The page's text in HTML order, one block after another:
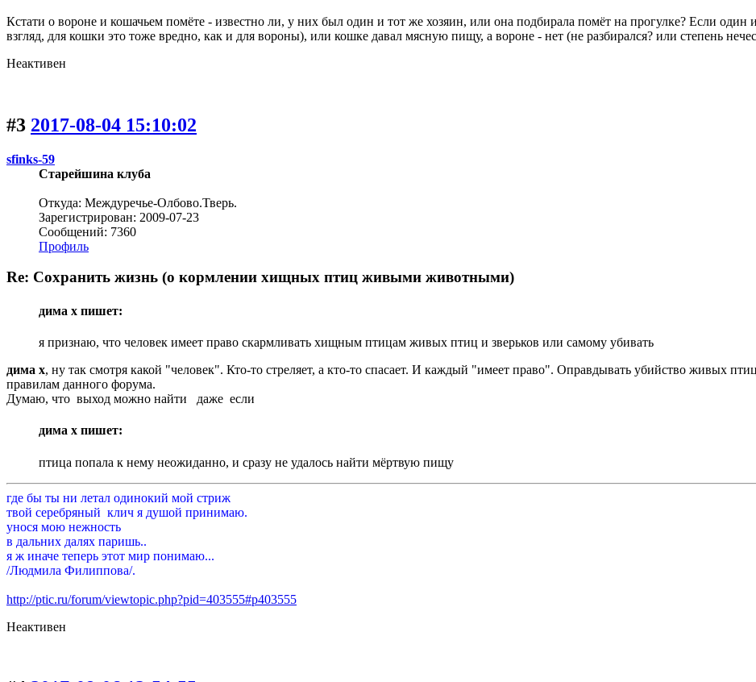
Кстати о вороне и кошачьем помёте - известно ли, у них был один и тот же хозяин, или она подбирала помёт на прогулке? Если
взгляд, для кошки это тоже вредно, как и для вороны), или кошке давал мясную пищу, а вороне - нет (не разбирался? или степень
Неактивен
#3 2017-08-04 15:10:02
sfinks-59
Старейшина клуба
Откуда: Междуречье-Олбово.Тверь.
Зарегистрирован: 2009-07-23
Сообщений: 7360
Профиль
Re: Сохранить жизнь (о кормлении хищных птиц живыми животными)
дима х пишет:
я признаю, что человек имеет право скармливать хищным птицам живых птиц и зверьков или самому убивать
дима х, ну так смотря какой "человек". Кто-то стреляет, а кто-то спасает. И каждый "имеет право". Оправдывать убийство живых
правилам данного форума.
Думаю, что выход можно найти даже если
дима х пишет:
птица попала к нему неожиданно, и сразу не удалось найти мёртвую пищу
где бы ты ни летал одинокий мой стриж
твой серебряный клич я душой принимаю.
унося мою нежность
в дальних далях паришь..
я ж иначе теперь этот мир понимаю...
/Людмила Филиппова/.
http://ptic.ru/forum/viewtopic.php?pid=403555#p403555
Неактивен